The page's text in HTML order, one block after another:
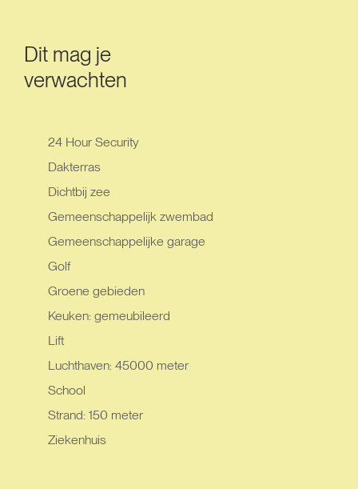
Dit mag je
verwachten
24 Hour Security
Dakterras
Dichtbij zee
Gemeenschappelijk zwembad
Gemeenschappelijke garage
Golf
Groene gebieden
Keuken: gemeubileerd
Lift
Luchthaven: 45000 meter
School
Strand: 150 meter
Ziekenhuis